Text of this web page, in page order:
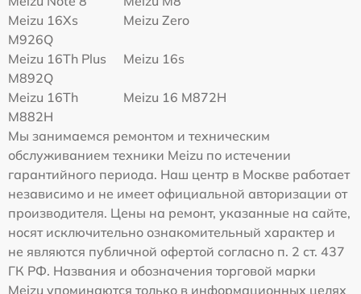
Meizu 16Xs
M926Q
Meizu Zero
Meizu 16Th Plus
M892Q
Meizu 16s
Meizu 16Th
M882H
Meizu 16 M872H
Мы занимаемся ремонтом и техническим
обслуживанием техники Meizu по истечении
гарантийного периода. Наш центр в Москве работает
независимо и не имеет официальной авторизации от
производителя. Цены на ремонт, указанные на сайте,
носят исключительно ознакомительный характер и
не являются публичной офертой согласно п. 2 ст. 437
ГК РФ. Названия и обозначения торговой марки
Meizu упоминаются только в информационных целях